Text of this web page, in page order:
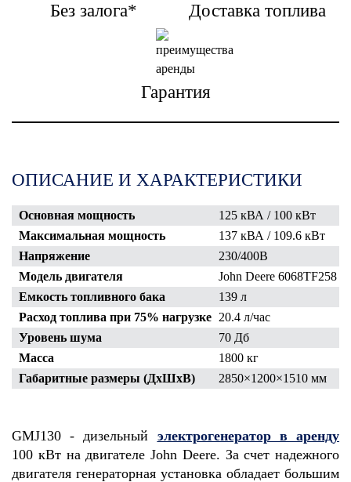
Без залога* Доставка топлива
Гарантия
ОПИСАНИЕ И ХАРАКТЕРИСТИКИ
Основная мощность
125 кВА / 100 кВт
Максимальная мощность
137 кВА / 109.6 кВт
Напряжение
230/400В
Модель двигателя
John Deere 6068TF258
Емкость топливного бака
139 л
Расход топлива при 75% нагрузке 20.4 л/час
Уровень шума
70 Дб
Масса
1800 кг
Габаритные размеры (ДхШхВ)
2850×1200×1510 мм
GMJ130 -дизельный электрогенератор в аренду
100 кВтна двигателе John Deere. За счет надежного
двигателя генераторная установка обладает большим